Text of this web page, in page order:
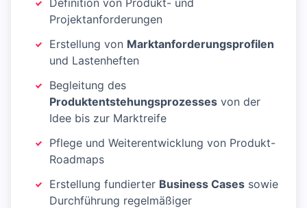
Definition von Produkt- und
Projektanforderungen
Erstellung von Marktanforderungsprofilen
und Lastenheften
Begleitung des
Produktentstehungsprozesses von der
Idee bis zur Marktreife
Pflege und Weiterentwicklung von Produkt-
Roadmaps
Erstellung fundierter Business Cases sowie
Durchführung regelmäßiger